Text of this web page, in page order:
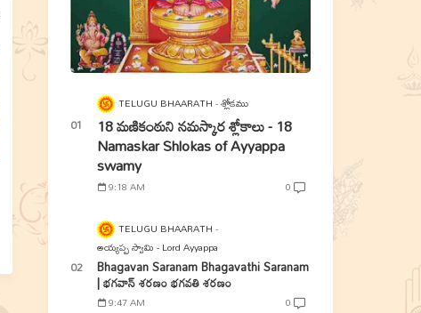
TELUGU BHAARATH శ్లోకము
18 మణికంఠుని నమస్కార శ్లోకాలు - 18
Namaskar Shlokas of Ayyappa
swamy
9:18 AM 0
TELUGU BHAARATH
అయ్యప్ప స్వామి - Lord Ayyappa
Bhagavan Saranam Bhagavathi Saranam
| భగవాన్ శరణం భగవతి శరణం
9:47 AM 0